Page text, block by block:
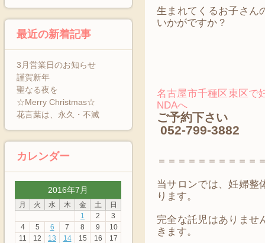
最近の新着記事
3月営業日のお知らせ
謹賀新年
聖なる夜を
☆Merry Christmas☆
花言葉は、永久・不滅
カレンダー
2016年7月
月 火 水 木 金 土 日
1 2
3
4
5 6 7 8 9
10
11
12 13 14 15 16
17
生まれてくるお子さん
いかがですか？
名古屋市千種区東区で
NDAへ
ご予約下さい
052-799-3882
＝＝＝＝＝＝＝＝＝＝
当サロンでは、妊婦整
ります。
完全な託児はありませ
きます。